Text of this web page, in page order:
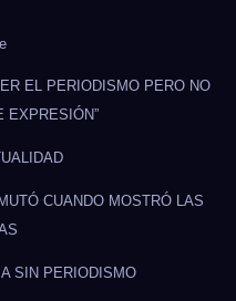
EL PERIODISMO PERO NO
EXPRESIÓN”
CUANDO MOSTRÓ LAS
SIN PERIODISMO